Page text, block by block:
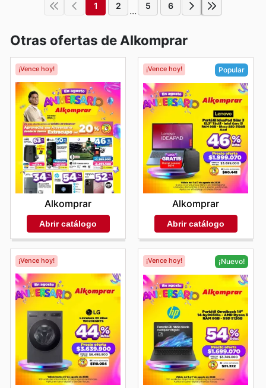
1 2 ... 5 6
Otras ofertas de Alkomprar
¡Vence hoy!
Alkomprar
Abrir catálogo
¡Vence hoy! Popular
Alkomprar
Abrir catálogo
¡Vence hoy! ¡Vence hoy! ¡Nuevo!